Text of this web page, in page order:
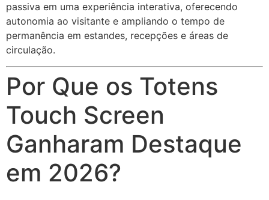
passiva em uma experiência interativa, oferecendo
autonomia ao visitante e ampliando o tempo de
permanência em estandes, recepções e áreas de
circulação.
Por Que os Totens
Touch Screen
Ganharam Destaque
em 2026?